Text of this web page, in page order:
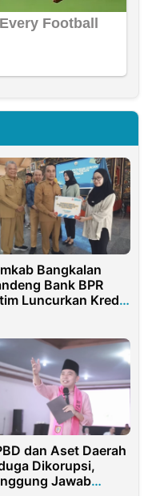
Bangkalan
Bank BPR
Luncurkan Kredit
Miliar
dan Aset Daerah
Dikorupsi,
Jawab